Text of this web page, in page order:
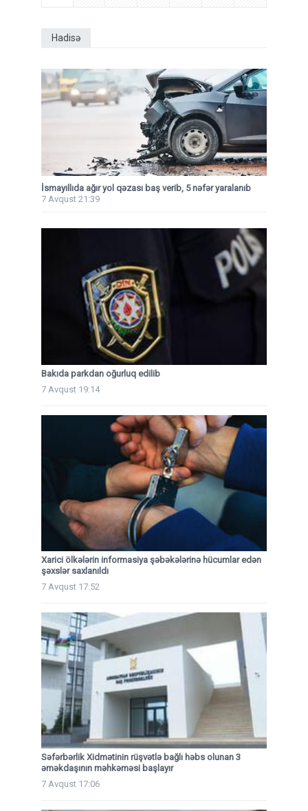
Hadisə
İsmayıllıda ağır yol qəzası baş verib, 5 nəfər yaralanıb
7 Avqust 21:39
Bakıda parkdan oğurluq edilib
7 Avqust 19:14
Xarici ölkələrin informasiya şəbəkələrinə hücumlar edən
şəxslər saxlanıldı
7 Avqust 17:52
Səfərbərlik Xidmətinin rüşvətlə bağlı həbs olunan 3
əməkdaşının məhkəməsi başlayır
7 Avqust 17:06